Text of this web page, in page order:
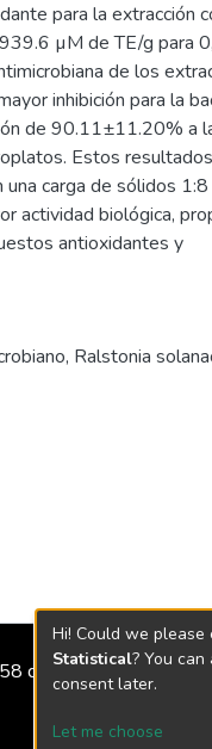
para la extracción
µM de TE/g para
de los
inhibición para la
de 90.11±11.20% a
Estos resultados
carga de sólidos
actividad biológica,
antioxidantes y
, Ralstonia
de 2018
Hi! Could we
Statistical? You
consent later.
Let me choose